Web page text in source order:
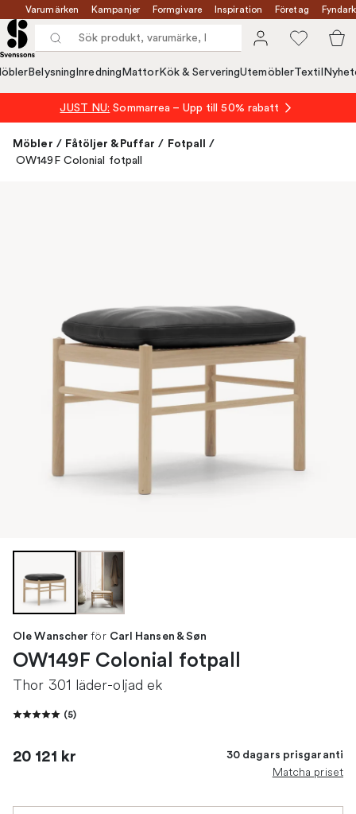
Varumärken Kampanjer Formgivare Inspiration Företag
Belysning Inredning MattorKök & ServeringUtemöblerTextil
JUST NU: Sommarrea – Upp till 50% rabatt
Möbler / Fåtöljer & Puffar / Fotpall /
OW149F Colonial fotpall
Ole Wanscher för Carl Hansen & Søn
OW149F Colonial fotpall
Thor 301 läder-oljad ek
(5)
20 121 kr 30 dagars prisgaranti
Matcha priset